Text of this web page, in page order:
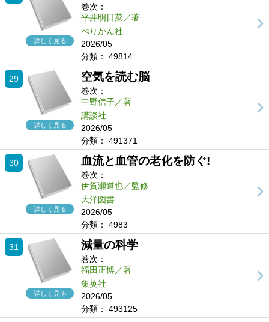
詳しく見る
巻次：
平井明日菜／著
ぺりかん社
2026/05
分類：
49814
29
詳しく見る
空気を読む脳
巻次：
中野信子／著
講談社
2026/05
分類：
491371
30
詳しく見る
血流と血管の老化を防ぐ!
巻次：
伊賀瀬道也／監修
大洋図書
2026/05
分類：
4983
31
詳しく見る
減量の科学
巻次：
福田正博／著
集英社
2026/05
分類：
493125